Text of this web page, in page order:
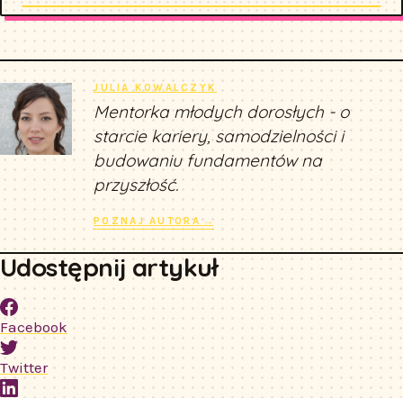
JULIA KOWALCZYK
Mentorka młodych dorosłych - o
starcie kariery, samodzielności i
budowaniu fundamentów na
przyszłość.
POZNAJ AUTORA →
Udostępnij artykuł
Facebook
Twitter